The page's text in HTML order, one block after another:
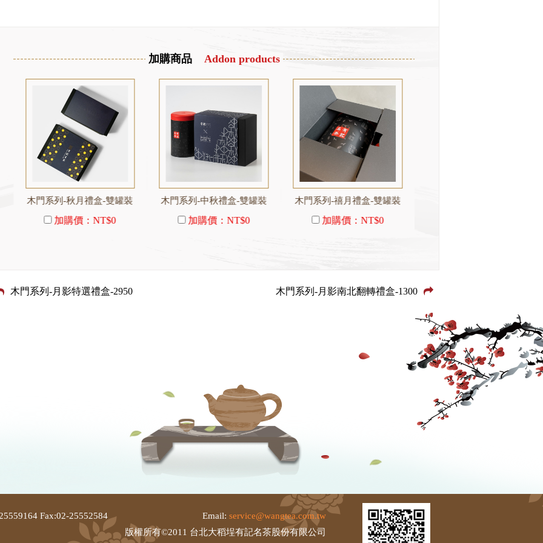
加購商品 Addon products
木門系列-秋月禮盒-雙罐裝
加購價：NT$0
木門系列-中秋禮盒-雙罐裝
加購價：NT$0
木門系列-禧月禮盒-雙罐裝
加購價：NT$0
木門系列-月影特選禮盒-2950 木門系列-月影南北翻轉禮盒-1300
Fax:02-25552584 Email: service@wangtea.com.tw
版權所有©2011 台北大稻埕有記名茶股份有限公司